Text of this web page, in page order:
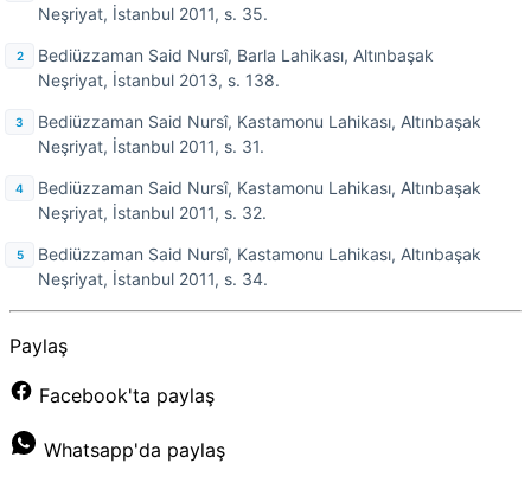
Neşriyat, İstanbul 2011, s. 35.
Bediüzzaman Said Nursî, Barla Lahikası, Altınbaşak
Neşriyat, İstanbul 2013, s. 138.
Bediüzzaman Said Nursî, Kastamonu Lahikası, Altınbaşak
Neşriyat, İstanbul 2011, s. 31.
Bediüzzaman Said Nursî, Kastamonu Lahikası, Altınbaşak
Neşriyat, İstanbul 2011, s. 32.
Bediüzzaman Said Nursî, Kastamonu Lahikası, Altınbaşak
Neşriyat, İstanbul 2011, s. 34.
Paylaş
Facebook'ta paylaş
Whatsapp'da paylaş